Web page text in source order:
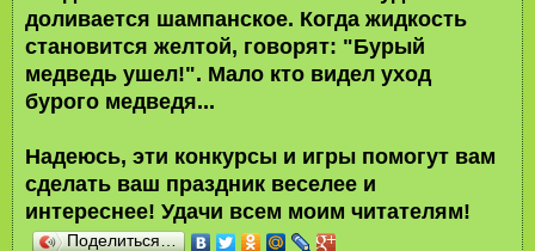
доливается шампанское. Когда жидкость
становится желтой, говорят: "Бурый
медведь ушел!". Мало кто видел уход
бурого медведя...
Надеюсь, эти конкурсы и игры помогут вам
сделать ваш праздник веселее и
интереснее! Удачи всем моим читателям!
Поделиться…